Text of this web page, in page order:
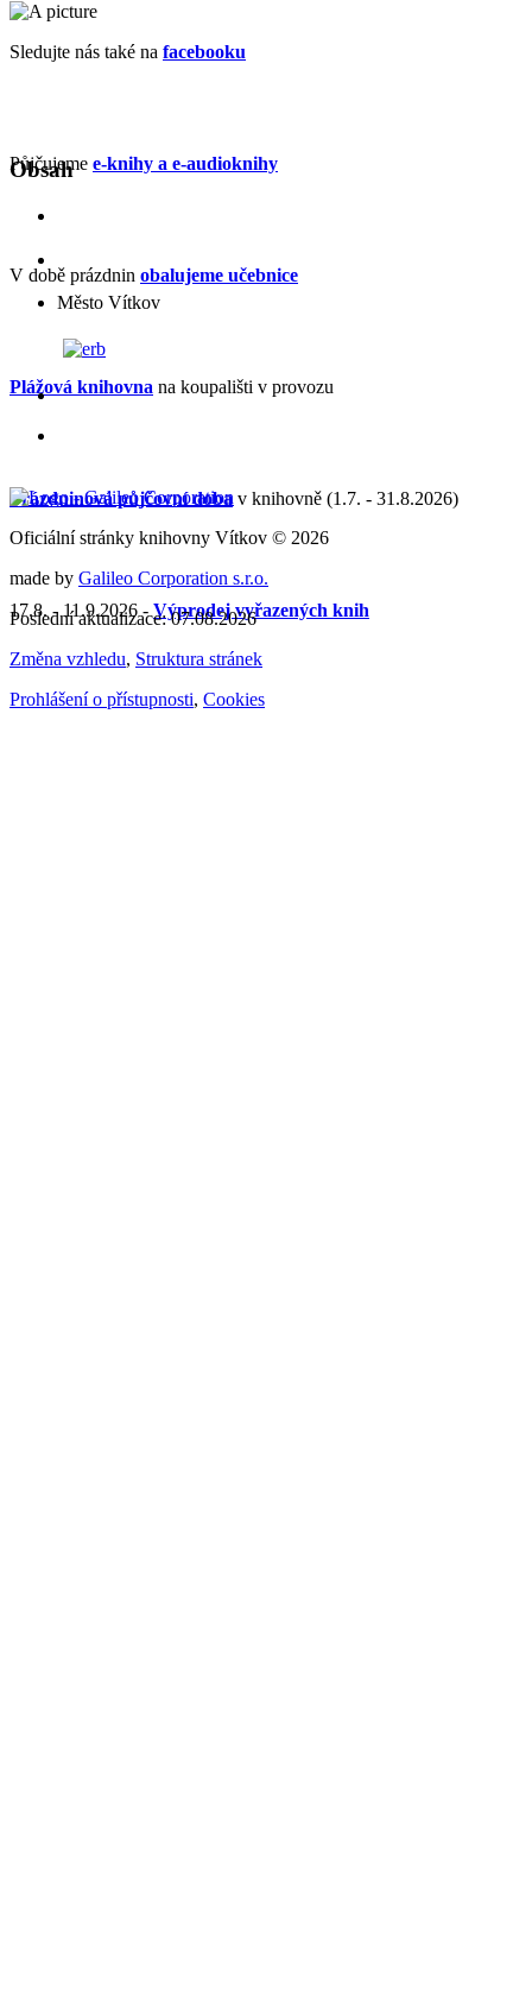
Sledujte nás také na facebooku
Půjčujeme e-knihy a e-audioknihy
V době prázdnin obalujeme učebnice
Plážová knihovna na koupališti v provozu
Prázdninová půjčovní dobav knihovně (1.7. - 31.8.2026)
17.8. - 11.9.2026 -Výprodej vyřazených knih
Obsah
Město Vítkov
Oficiální stránky knihovny Vítkov © 2026
made by Galileo Corporation s.r.o.
Poslední aktualizace: 07.08.2026
Změna vzhledu, Struktura stránek
Prohlášení o přístupnosti, Cookies